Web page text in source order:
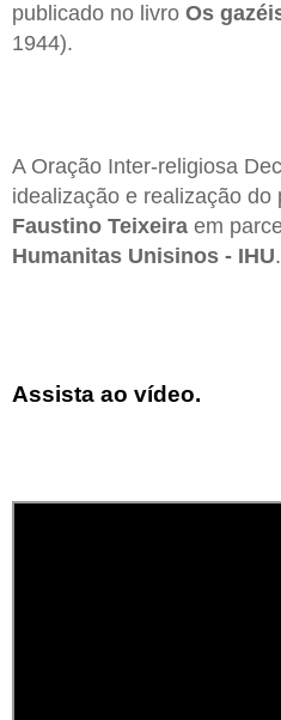
publicado no livro Os
1944).
A Oração Inter-religiosa
idealização e realização do
Faustino Teixeira em
Humanitas Unisinos - IHU.
Assista ao vídeo.